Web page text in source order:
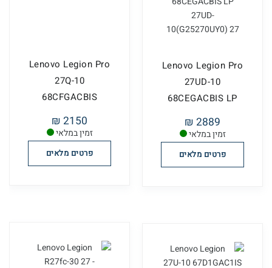
זמין במלאי
Lenovo Legion Pro
27Q-10
68CFGACBIS
2150 ₪
פרטים מלאים
זמין במלאי
Lenovo Legion Pro
27UD-10
68CEGACBIS LP
27UD-
10(G25270U...
2889 ₪
פרטים מלאים